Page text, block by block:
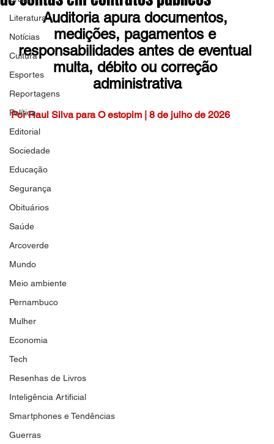
Literatura
Notícias
Cultura
Esportes
Reportagens
Política
Editorial
Sociedade
Educação
Segurança
Obituários
Saúde
Arcoverde
Mundo
Meio ambiente
Pernambuco
Mulher
Economia
Tech
Resenhas de Livros
Inteligência Artificial
Smartphones e Tendências
Guerras
Auditoria apura documentos,
medições, pagamentos e
responsabilidades antes de eventual
multa, débito ou correção
administrativa
Por Raul Silva para O estopim | 8 de julho de 2026